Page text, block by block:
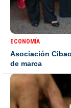
ECONOMÍA
Asociación
de marca